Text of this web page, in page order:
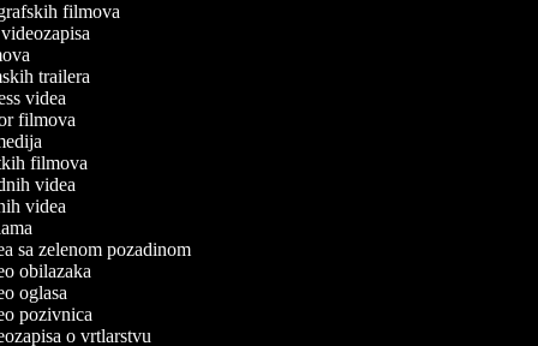
filmova
trailera
videa
filmova
filmova
videa
videa
sa zelenom pozadinom
obilazaka
oglasa
pozivnica
o vrtlarstvu